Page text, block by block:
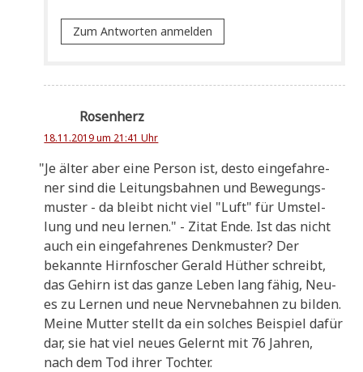
Zum Antworten anmelden
Rosenherz
18.11.2019 um 21:41 Uhr
"Je älter aber eine Per­son ist, desto ein­ge­fah­re­
ner sind die Lei­tungs­bah­nen und Bewe­gungs­
mu­ster - da bleibt nicht viel "Luft" für Umstel­
lung und neu ler­nen." - Zitat Ende. Ist das nicht
auch ein ein­ge­fah­re­nes Denk­mu­ster? Der
bekann­te Hirn­fo­scher Gerald Hüt­her schreibt,
das Gehirn ist das gan­ze Leben lang fähig, Neu­
es zu Ler­nen und neue Nerv­ne­bah­nen zu bil­den.
Mei­ne Mut­ter stellt da ein sol­ches Bei­spiel dafür
dar, sie hat viel neu­es Gelernt mit 76 Jah­ren,
nach dem Tod ihrer Tochter.